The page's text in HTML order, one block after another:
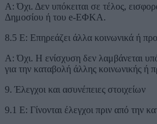
Α: Όχι. Δεν υπόκειται σε τέλος,
Δημοσίου ή του e-ΕΦΚΑ.
8.5 Ε: Επηρεάζει άλλα κοινωνικά ή
Α: Όχι. Η ενίσχυση δεν λαμβάνεται
για την καταβολή άλλης κοινωνικής ή
9. Έλεγχοι και ασυνέπειες στοιχείων
9.1 Ε: Γίνονται έλεγχοι πριν από την